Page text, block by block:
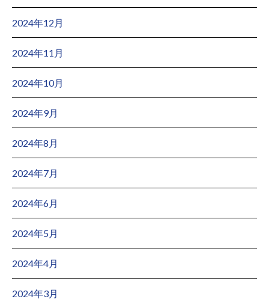
2024年12月
2024年11月
2024年10月
2024年9月
2024年8月
2024年7月
2024年6月
2024年5月
2024年4月
2024年3月